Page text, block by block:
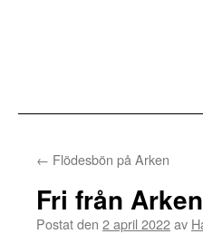
← Flödesbön på Arken
Fri från
Postat den 2 april 2022av